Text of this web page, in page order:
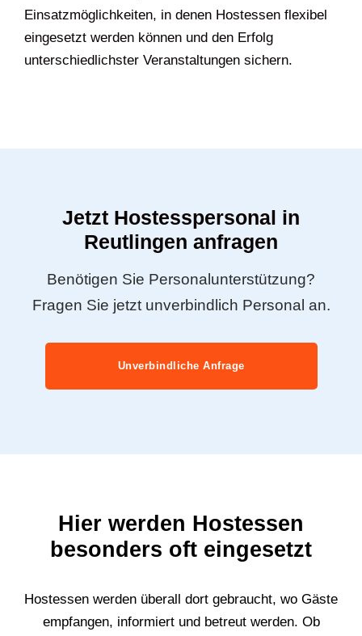
Einsatzmöglichkeiten, in denen Hostessen flexibel
eingesetzt werden können und den Erfolg
unterschiedlichster Veranstaltungen sichern.
Jetzt Hostesspersonal in
Reutlingen anfragen
Benötigen Sie Personalunterstützung?
Fragen Sie jetzt unverbindlich Personal an.
Unverbindliche Anfrage
Hier werden Hostessen
besonders oft eingesetzt
Hostessen werden überall dort gebraucht, wo Gäste
empfangen, informiert und betreut werden. Ob